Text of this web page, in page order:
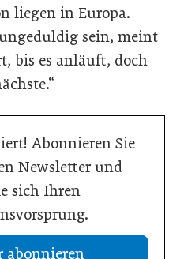
liegen in Europa.
sein, meint
bis es anläuft, doch
Abonnieren Sie
Newsletter und
sich Ihren
abonnieren